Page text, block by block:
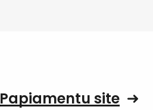
Papiamentu site